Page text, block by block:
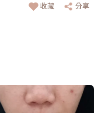
收藏 分享